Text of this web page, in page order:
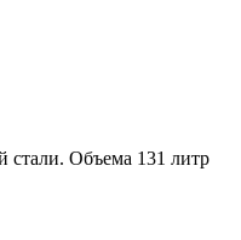
стали. Объема 131 литр